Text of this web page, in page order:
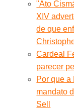
"Ato
XIV
de que
Cardeal
parecer
Por que a
mandato
Sell